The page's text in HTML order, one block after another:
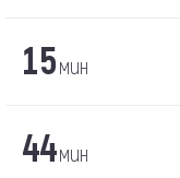
15мин
44мин